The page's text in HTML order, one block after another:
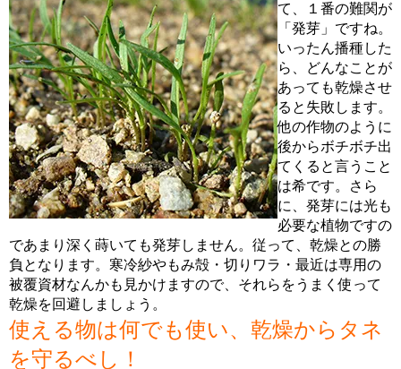
て、１番の難関が
「発芽」ですね。
いったん播種した
ら、どんなことが
あっても乾燥させ
ると失敗します。
他の作物のように
後からボチボチ出
てくると言うこと
は希です。さら
に、発芽には光も
必要な植物ですの
であまり深く蒔いても発芽しません。従って、乾燥との勝
負となります。寒冷紗やもみ殻・切りワラ・最近は専用の
被覆資材なんかも見かけますので、それらをうまく使って
乾燥を回避しましょう。
使える物は何でも使い、乾燥からタネ
を守るべし！